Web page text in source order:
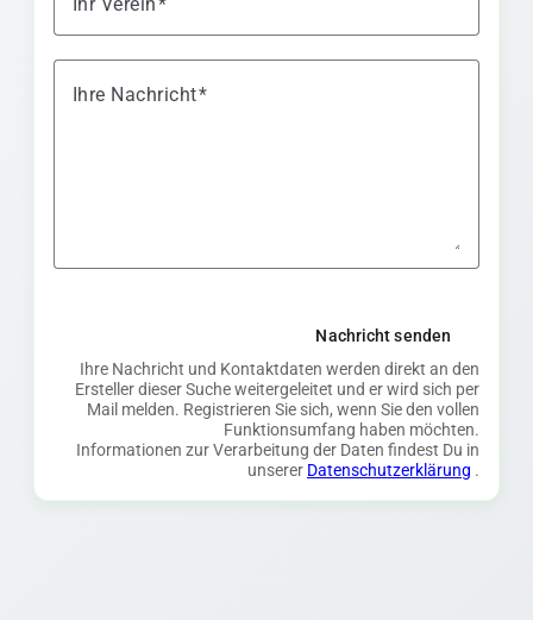
Ihre Nachricht
Nachricht senden
Ihre Nachricht und Kontaktdaten werden direkt an den
Ersteller dieser Suche weitergeleitet und er wird sich per
Mail melden. Registrieren Sie sich, wenn Sie den vollen
Funktionsumfang haben möchten.
Informationen zur Verarbeitung der Daten findest Du in
unserer Datenschutzerklärung .